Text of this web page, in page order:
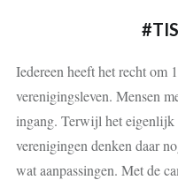
Iedereen heeft het recht om
verenigingsleven. Mensen
ingang. Terwijl het eigenlijk
verenigingen denken daar
wat aanpassingen. Met de